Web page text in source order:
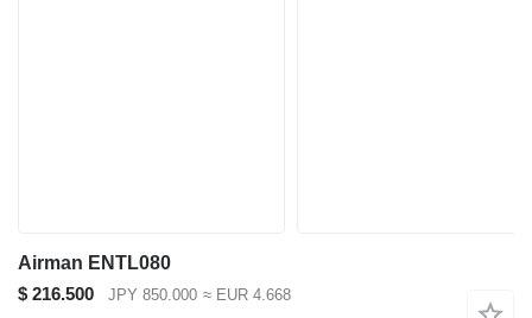
Airman ENTL080
$ 216.500
JPY 850.000 ≈ EUR 4.668